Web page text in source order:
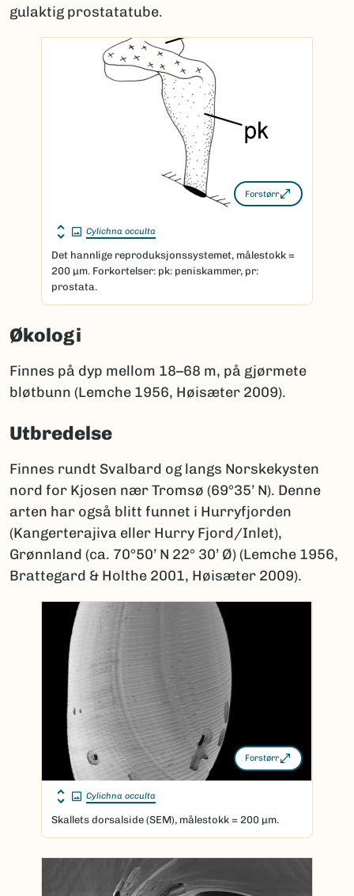
gulaktig prostatatube.
Forstørr
Cylichna occulta
Det hannlige reproduksjonssystemet, målestokk =
200 μm. Forkortelser: pk: peniskammer, pr:
prostata.
Økologi
Finnes på dyp mellom 18–68 m, på gjørmete
bløtbunn (Lemche 1956, Høisæter 2009).
Utbredelse
Finnes rundt Svalbard og langs Norskekysten
nord for Kjosen nær Tromsø (69°35’ N). Denne
arten har også blitt funnet i Hurryfjorden
(Kangerterajiva eller Hurry Fjord/Inlet),
Grønnland (ca. 70°50’ N 22° 30’ Ø) (Lemche 1956,
Brattegard & Holthe 2001, Høisæter 2009).
Forstørr
Cylichna occulta
Skallets dorsalside (SEM), målestokk = 200 μm.